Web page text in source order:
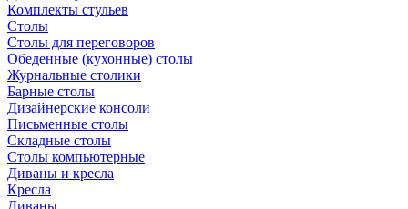
Комплекты стульев
Столы
Столы для переговоров
Обеденные (кухонные) столы
Журнальные столики
Барные столы
Дизайнерские консоли
Письменные столы
Складные столы
Столы компьютерные
Диваны и кресла
Кресла
Диваны